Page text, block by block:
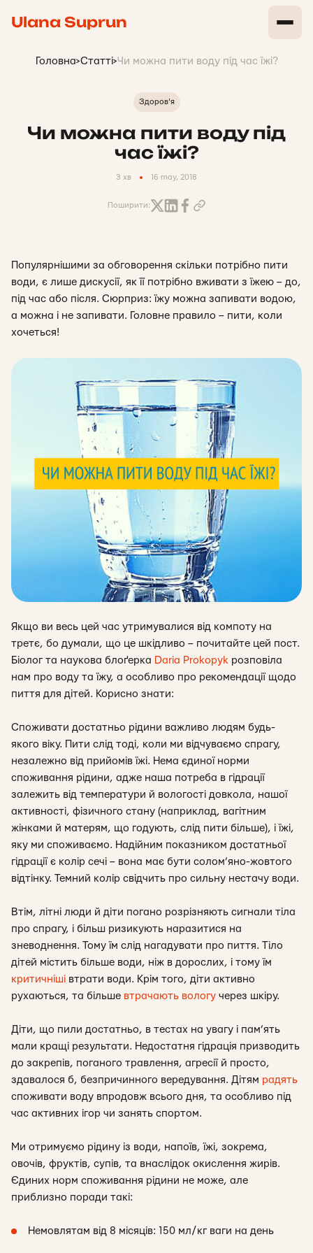
Ulana Suprun
Головна>Статті>Чи можна пити воду під час їжі?
Здоров'я
Чи можна пити воду під
час їжі?
3 хв 16 may, 2018
Поширити:
Популярнішими за обговорення скільки потрібно пити
води, є лише дискусії, як її потрібно вживати з їжею – до,
під час або після. Сюрприз: їжу можна запивати водою,
а можна і не запивати. Головне правило – пити, коли
хочеться!
Якщо ви весь цей час утримувалися від компоту на
третє, бо думали, що це шкідливо – почитайте цей пост.
Біолог та наукова блоґерка Daria Prokopyk розповіла
нам про воду та їжу, а особливо про рекомендації щодо
пиття для дітей. Корисно знати:
Споживати достатньо рідини важливо людям будь-
якого віку. Пити слід тоді, коли ми відчуваємо спрагу,
незалежно від прийомів їжі. Нема єдиної норми
споживання рідини, адже наша потреба в гідрації
залежить від температури й вологості довкола, нашої
активності, фізичного стану (наприклад, вагітним
жінками й матерям, що годують, слід пити більше), і їжі,
яку ми споживаємо. Надійним показником достатньої
гідрації є колір сечі – вона має бути солом’яно-жовтого
відтінку. Темний колір свідчить про сильну нестачу води.
Втім, літні люди й діти погано розрізняють сигнали тіла
про спрагу, і більш ризикують наразитися на
зневоднення. Тому їм слід нагадувати про пиття. Тіло
дітей містить більше води, ніж в дорослих, і тому їм
критичніші втрати води. Крім того, діти активно
рухаються, та більше втрачають вологу через шкіру.
Діти, що пили достатньо, в тестах на увагу і пам’ять
мали кращі результати. Недостатня гідрація призводить
до закрепів, поганого травлення, агресії й просто,
здавалося б, безпричинного вередування. Дітям радять
споживати воду впродовж всього дня, та особливо під
час активних ігор чи занять спортом.
Ми отримуємо рідину із води, напоїв, їжі, зокрема,
овочів, фруктів, супів, та внаслідок окислення жирів.
Єдиних норм споживання рідини не може, але
приблизно поради такі:
Немовлятам від 8 місяців: 150 мл/кг ваги на день